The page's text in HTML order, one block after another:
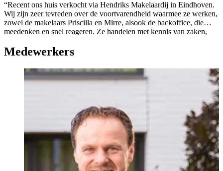
“Recent ons huis verkocht via Hendriks Makelaardij in Eindhoven.
Wij zijn zeer tevreden over de voortvarendheid waarmee ze werken,
zowel de makelaars Priscilla en Mirre, alsook de backoffice, die
meedenken en snel reageren. Ze handelen met kennis van zaken,
Een Super team !”
Medewerkers